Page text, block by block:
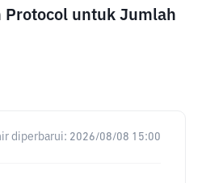
Protocol untuk Jumlah
diperbarui: 2026/08/08 15:00